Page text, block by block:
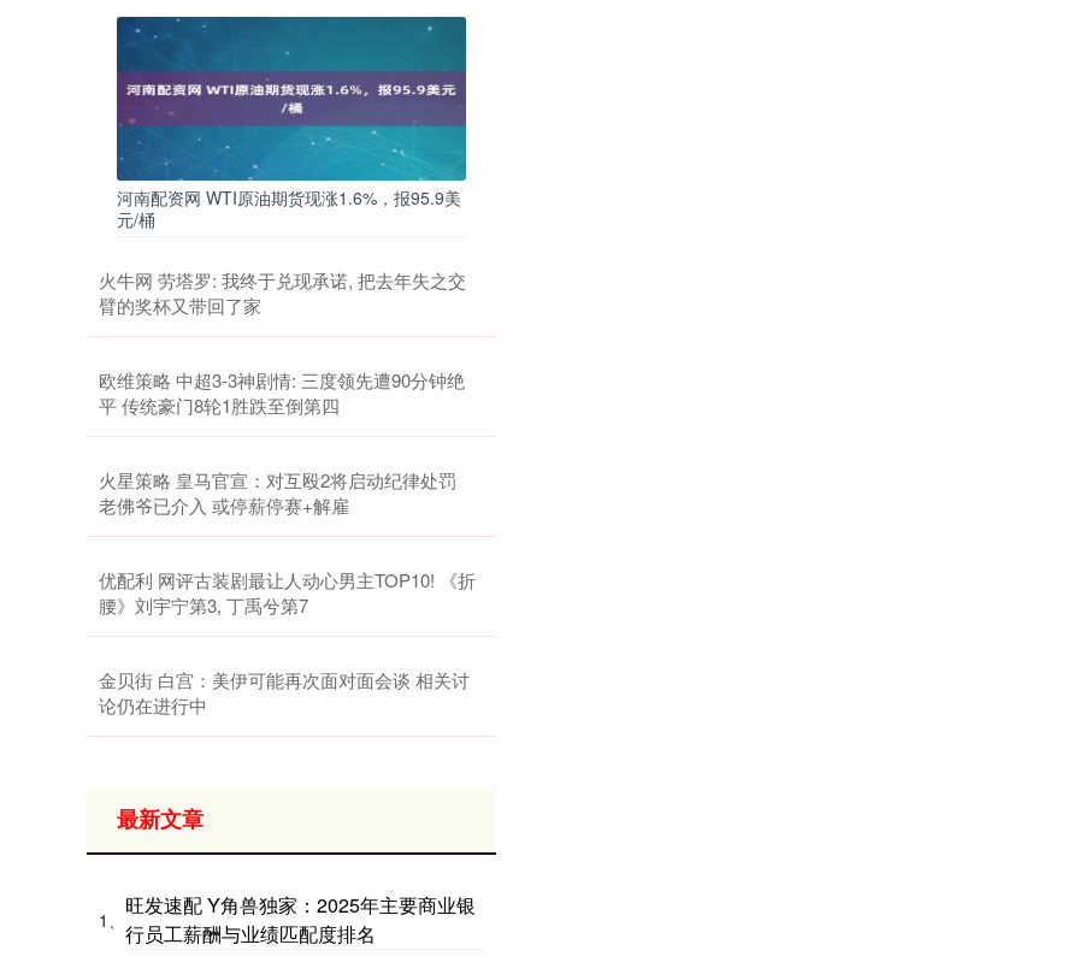
河南配资网 WTI原油期货现涨1.6%，报95.9美
元/桶
火牛网 劳塔罗: 我终于兑现承诺, 把去年失之交
臂的奖杯又带回了家
欧维策略 中超3-3神剧情: 三度领先遭90分钟绝
平 传统豪门8轮1胜跌至倒第四
火星策略 皇马官宣：对互殴2将启动纪律处罚
老佛爷已介入 或停薪停赛+解雇
优配利 网评古装剧最让人动心男主TOP10! 《折
腰》刘宇宁第3, 丁禹兮第7
金贝街 白宫：美伊可能再次面对面会谈 相关讨
论仍在进行中
最新文章
1、
旺发速配 Y角兽独家：2025年主要商业银
行员工薪酬与业绩匹配度排名